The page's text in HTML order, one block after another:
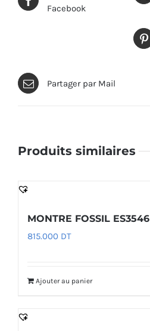
Facebook
Partager par Mail
Produits similaires
MONTRE FOSSIL ES3546
815.000 DT
Ajouter au panier